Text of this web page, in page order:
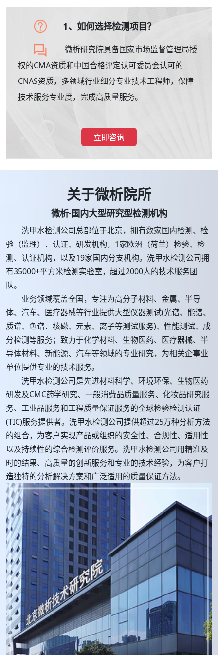
1、如何选择检测项目？
微析研究院具备国家市场监督管理局授
权的CMA资质和中国合格评定认可委员会认可的
CNAS资质，多领域行业细分专业技术工程师，保障
技术服务专业度，完成高质量服务。
立即咨询
关于微析院所
微析·国内大型研究型检测机构
洗甲水检测公司总部位于北京，拥有数家国内检测、检
验（监理）、认证、研发机构，1家欧洲（荷兰）检验、检
测、认证机构，以及19家国内分支机构。洗甲水检测公司拥
有35000+平方米检测实验室，超过2000人的技术服务团
队。
业务领域覆盖全国，专注为高分子材料、金属、半导
体、汽车、医疗器械等行业提供大型仪器测试(光谱、能谱、
质谱、色谱、核磁、元素、离子等测试服务)、性能测试、成
分检测等服务；致力于化学材料、生物医药、医疗器械、半
导体材料、新能源、汽车等领域的专业研究，为相关企事业
单位提供专业的技术服务。
洗甲水检测公司是先进材料科学、环境环保、生物医药
研发及CMC药学研究、一般消费品质量服务、化妆品研究服
务、工业品服务和工程质量保证服务的全球检验检测认证
(TIC)服务提供者。洗甲水检测公司提供超过25万种分析方法
的组合，为客户实现产品或组织的安全性、合规性、适用性
以及持续性的综合检测评价服务。洗甲水检测公司用精准及
时的结果、高质量的创新服务和专业的技术经验，为客户打
造独特的分析解决方案和广泛适用的质量保证方法。